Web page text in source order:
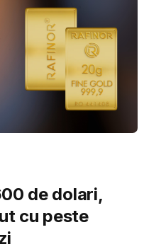
de dolari,
cu peste